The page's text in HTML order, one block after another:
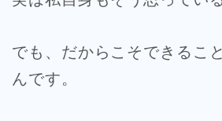
でも、だからこそできるこ
んです。